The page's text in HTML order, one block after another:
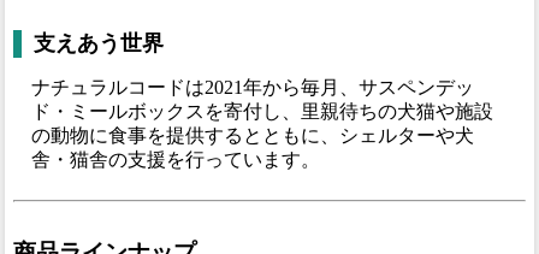
支えあう世界
ナチュラルコードは2021年から毎月、サスペンデッ
ド・ミールボックスを寄付し、里親待ちの犬猫や施設
の動物に食事を提供するとともに、シェルターや犬
舎・猫舎の支援を行っています。